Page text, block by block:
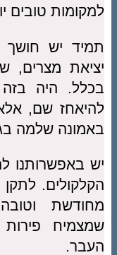
למקומות טובים
תמיד יש חושך
יציאת מצרים,
בכלל. היה בזה
להיאחז שם,
באמונה שלמה
יש באפשרותנו
הקלקולים.
מחודשת
שמצמיח
העבר.